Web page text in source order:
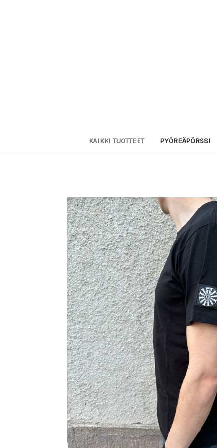
KAIKKI TUOTTEET PYÖREÄPÖRSSI